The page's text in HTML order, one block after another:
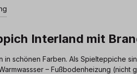
Interland mit
schönen Farben. Als Spielteppiche
– Fußbodenheizung (nicht